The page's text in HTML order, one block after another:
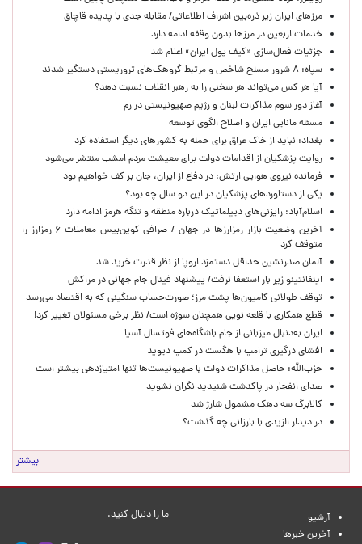
مرزهای ایران زیر ذره‌بین اشراف اطلاعاتی/ مقابله جدی با پدیده قاچاق
خدمات اربعین در مرزها بدون وقفه ادامه دارد
جزئیات فعال‌سازی «کیف پول ایران» اعلام شد
سپاه: ۸ شرور مسلح شاخص و مرتبط گروهک‌های تروریستی دستگیر شدند
آیا هر کس می‌تواند هر سخنی را به رهبر انقلاب نسبت دهد؟
آغاز دور سوم مذاکرات لبنان و رژیم صهیونیستی در رم
مسئله مانایی ایران و اصلاح الگوی توسعه
بغداد: نباید از خاک عراق برای حمله به کشورهای دیگر استفاده کرد
روایت پزشکیان از اقدامات دولت برای معیشت مردم امشب منتشر می‌شود
فرمانده نیروی هوایی ارتش: در دفاع از ایران، جان بر کف خواهیم بود
یکی از دستاوردهای پزشکیان در این دو سال چه بود؟
اسلام‌آباد: رایزنی‌های دیپلماتیک درباره منطقه و تنگه هرمز ادامه دارد
آخرین وضعیت بازار رمزارزها در جهان / صرافی کوین‌بیس معاملات ۶ رمزارز را
متوقف کرد
آلمان صدرنشین حداقل دستمزد اروپا از نظر قدرت خرید شد
اینفانتینو زیر بار استعفا نرفت/ پیشنهاد فینال جام جهانی در مراکش
توقف طولانی کامیون‌ها پشت مرز؛ صورت‌حساب سنگینی که به اقتصاد می‌رسد
قطع همکاری با قلعه نویی همچنان سوژه است/ نظر برخی مسئولان تغییر کرد!
ایران به‌دنبال میزبانی از جام باشگاه‌های فوتسال آسیا
افشای درگیری ترامپ با هگست در کمپ دیوید
حزب‌الله: حاصل مذاکرات دولت با صهیونیست‌ها تنها امتیازدهی‌ بیشتر است
صدای انفجار در پاکدشت شنیدید نگران نشوید
کالابرگ سه دهک مشمول شارژ شد
در دیدار الزیدی با بارزانی چه گذشت؟
بیشتر
آرشیو
آخرین خبرها
ما را دنبال کنید.